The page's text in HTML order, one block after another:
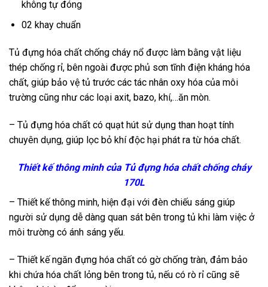
không tự đóng
02 khay chuẩn
Tủ đựng hóa chất chống cháy nổ được làm bằng vật liệu
thép chống rỉ, bên ngoài được phủ sơn tĩnh điện kháng hóa
chất, giúp bảo vệ tủ trước các tác nhân oxy hóa của môi
trường cũng như các loại axit, bazo, khí,…ăn mòn.
– Tủ đựng hóa chất có quạt hút sử dụng than hoạt tính
chuyên dụng, giúp lọc bỏ khí độc hại phát ra từ hóa chất.
Thiết kế thông minh của Tủ đựng hóa chất chống cháy
170L
– Thiết kế thông minh, hiện đại với đèn chiếu sáng giúp
người sử dụng dễ dàng quan sát bên trong tủ khi làm việc ở
môi trường có ánh sáng yếu.
– Thiết kế ngăn đựng hóa chất có gờ chống tràn, đảm bảo
khi chứa hóa chất lỏng bên trong tủ, nếu có rò rỉ cũng sẽ